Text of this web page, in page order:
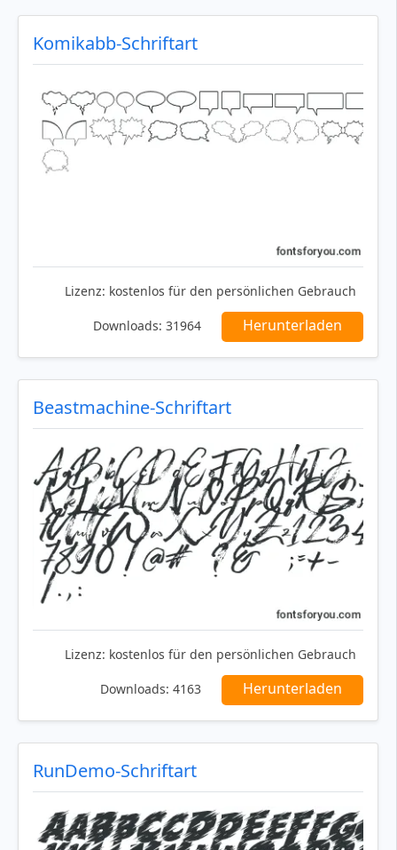
Komikabb-Schriftart
Lizenz: kostenlos für den persönlichen Gebrauch
Downloads: 31964 Herunterladen
Beastmachine-Schriftart
Lizenz: kostenlos für den persönlichen Gebrauch
Downloads: 4163 Herunterladen
RunDemo-Schriftart